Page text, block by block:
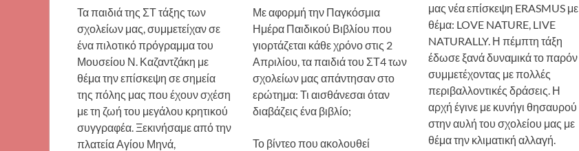
Τα παιδιά της ΣΤ τάξης των
σχολείων μας, συμμετείχαν σε
ένα πιλοτικό πρόγραμμα του
Μουσείου Ν. Καζαντζάκη με
θέμα την επίσκεψη σε σημεία
της πόλης μας που έχουν σχέση
με τη ζωή του μεγάλου κρητικού
συγγραφέα. Ξεκινήσαμε από την
πλατεία Αγίου Μηνά,
Με αφορμή την Παγκόσμια
Ημέρα Παιδικού Βιβλίου που
γιορτάζεται κάθε χρόνο στις 2
Απριλίου, τα παιδιά του ΣΤ4 των
σχολείων μας απάντησαν στο
ερώτημα: Τι αισθάνεσαι όταν
διαβάζεις ένα βιβλίο;
Το βίντεο που ακολουθεί
μας νέα επίσκεψη ERASMUS με
θέμα: LOVE NATURE, LIVE
NATURALLY. Η πέμπτη τάξη
έδωσε ξανά δυναμικά το παρόν
συμμετέχοντας με πολλές
περιβαλλοντικές δράσεις. Η
αρχή έγινε με κυνήγι θησαυρού
στην αυλή του σχολείου μας με
θέμα την κλιματική αλλαγή.